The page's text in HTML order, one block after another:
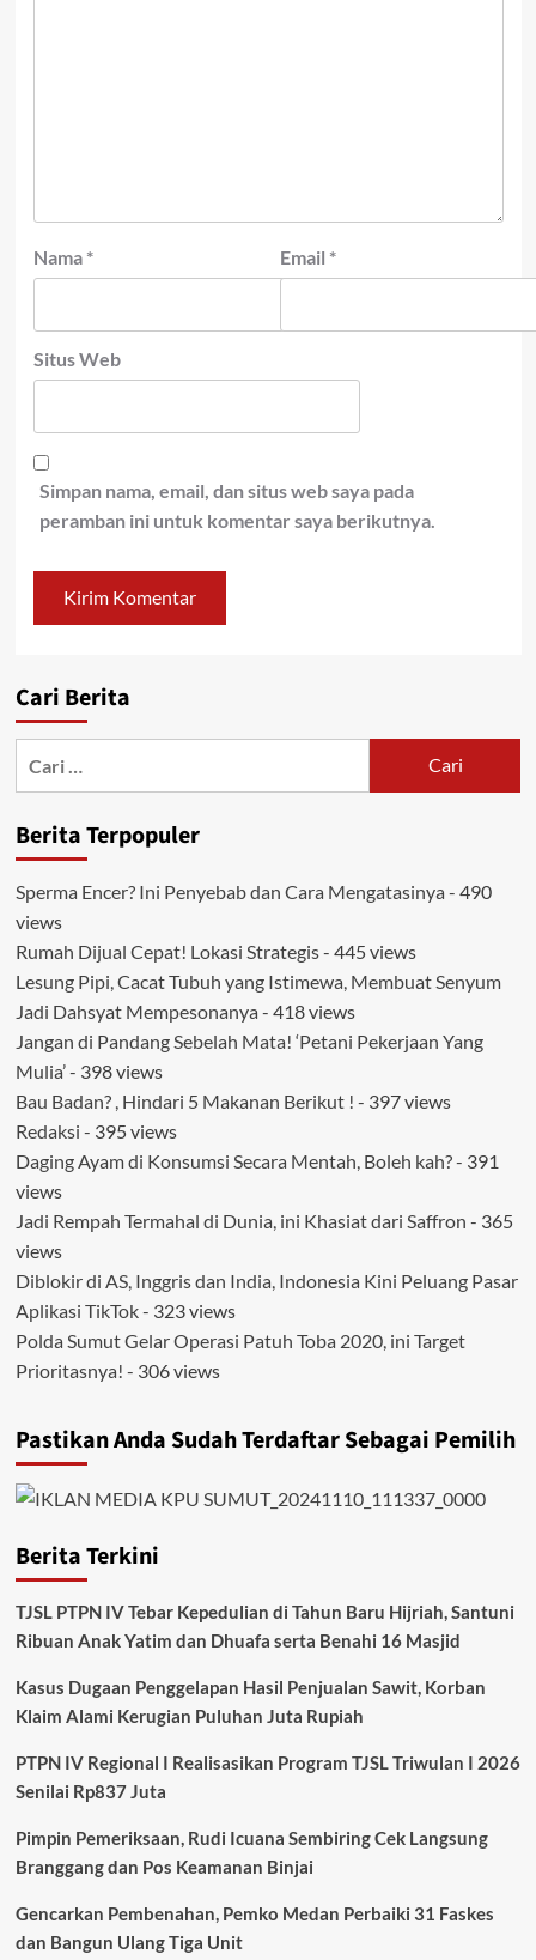
Nama * Email *
Situs Web
Simpan nama, email, dan situs web saya pada
peramban ini untuk komentar saya berikutnya.
Cari Berita
Berita Terpopuler
Sperma Encer? Ini Penyebab dan Cara Mengatasinya - 490
views
Rumah Dijual Cepat! Lokasi Strategis- 445 views
Lesung Pipi, Cacat Tubuh yang Istimewa, Membuat Senyum
Jadi Dahsyat Mempesonanya - 418 views
Jangan di Pandang Sebelah Mata! ‘Petani Pekerjaan Yang
Mulia’- 398 views
Bau Badan? , Hindari 5 Makanan Berikut ! - 397 views
Redaksi - 395 views
Daging Ayam di Konsumsi Secara Mentah, Boleh kah?- 391
views
Jadi Rempah Termahal di Dunia, ini Khasiat dari Saffron - 365
views
Diblokir di AS, Inggris dan India, Indonesia Kini Peluang Pasar
Aplikasi TikTok- 323 views
Polda Sumut Gelar Operasi Patuh Toba 2020, ini Target
Prioritasnya! - 306 views
Pastikan Anda Sudah Terdaftar Sebagai Pemilih
Berita Terkini
TJSL PTPN IV Tebar Kepedulian di Tahun Baru Hijriah, Santuni
Ribuan Anak Yatim dan Dhuafa serta Benahi 16 Masjid
Kasus Dugaan Penggelapan Hasil Penjualan Sawit, Korban
Klaim Alami Kerugian Puluhan Juta Rupiah
PTPN IV Regional I Realisasikan Program TJSL Triwulan I 2026
Senilai Rp837 Juta
Pimpin Pemeriksaan, Rudi Icuana Sembiring Cek Langsung
Branggang dan Pos Keamanan Binjai
Gencarkan Pembenahan, Pemko Medan Perbaiki 31 Faskes
dan Bangun Ulang Tiga Unit